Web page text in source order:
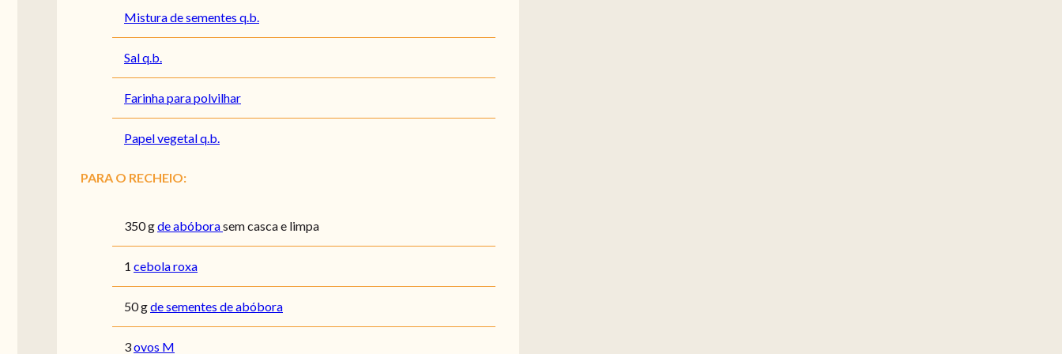
Mistura de sementes q.b.
Sal q.b.
Farinha para polvilhar
Papel vegetal q.b.
PARA O RECHEIO:
350gde abóborasem casca e limpa
1 cebola roxa
50gde sementes de abóbora
3ovos M